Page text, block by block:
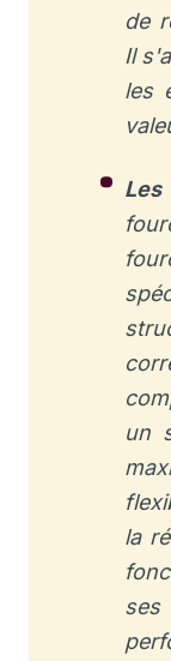
de
Il
les
un
la